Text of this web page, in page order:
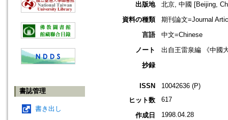
書誌管理
書き出し
出版地
北京, 中國 [Beijing,
資料の種類
期刊論文=Journal
言語
中文=Chinese
ノート
出自王雷泉編 《中國
抄録
ISSN
10042636 (P)
ヒット数
617
作成日 1998.04.28